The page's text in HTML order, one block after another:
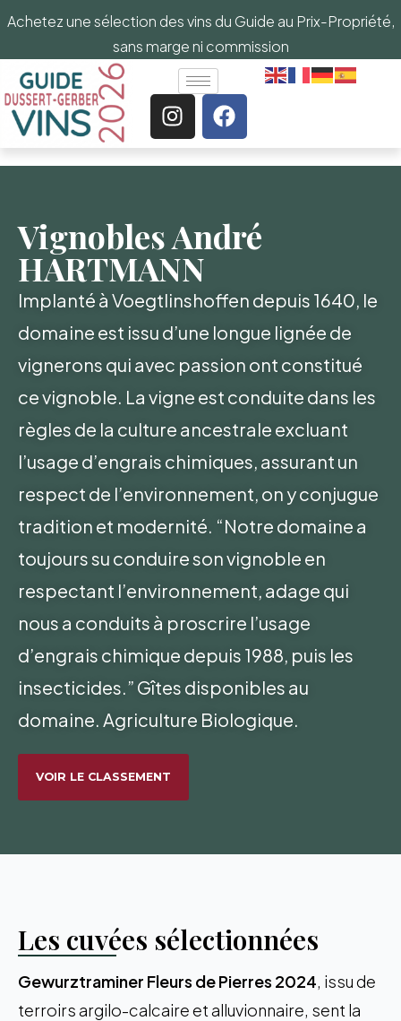
Achetez une sélection des vins du Guide au Prix-Propriété,
sans marge ni commission
Vignobles André
HARTMANN
Implanté à Voegtlinshoffen depuis 1640, le
domaine est issu d’une longue lignée de
vignerons qui avec passion ont constitué
ce vignoble. La vigne est conduite dans les
règles de la culture ancestrale excluant
l’usage d’engrais chimiques, assurant un
respect de l’environnement, on y conjugue
tradition et modernité. “Notre domaine a
toujours su conduire son vignoble en
respectant l’environnement, adage qui
nous a conduits à proscrire l’usage
d’engrais chimique depuis 1988, puis les
insecticides.” Gîtes disponibles au
domaine. Agriculture Biologique.
VOIR LE CLASSEMENT
Les cuvées sélectionnées
Gewurztraminer Fleurs de Pierres 2024 , issu de
terroirs argilo-calcaire et alluvionnaire, sent la